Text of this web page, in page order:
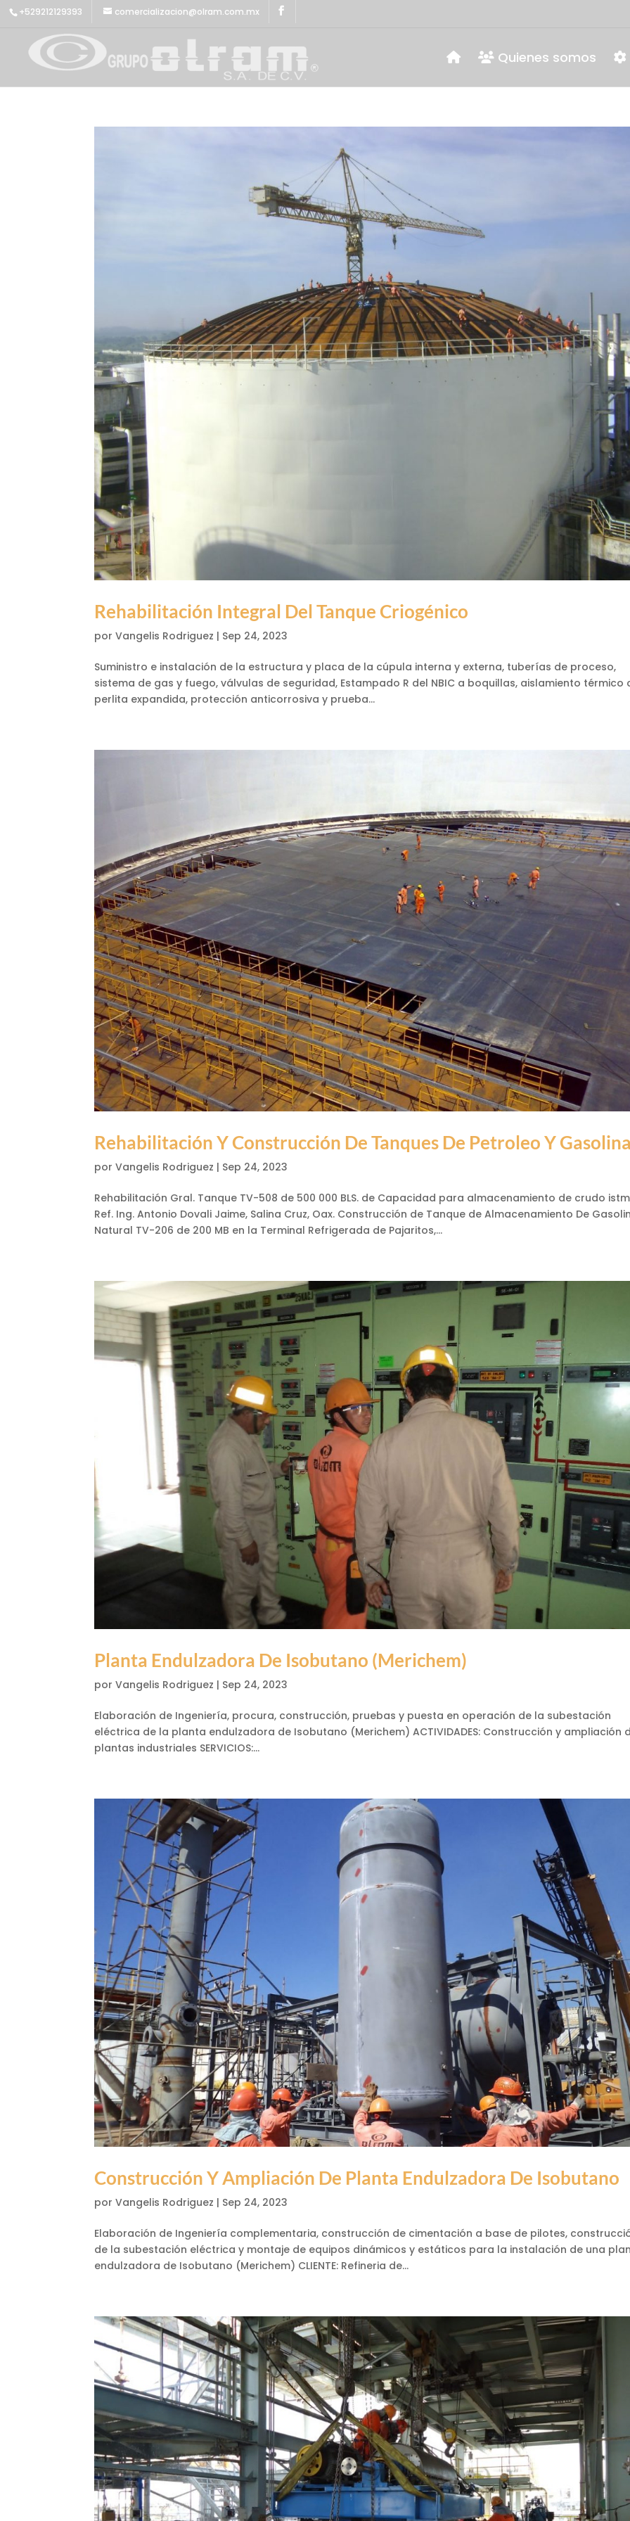
+529212129393 comercializacion@olram.com.mx
Quienes somos
Rehabilitación Integral Del Tanque Criogénico
porVangelis Rodriguez | Sep 24, 2023
Suministro e instalación de la estructura y placa de la cúpula interna y externa, tuberías de proceso,
sistema de gas y fuego, válvulas de seguridad, Estampado R del NBIC a boquillas, aislamiento térmico
perlita expandida, protección anticorrosiva y prueba...
Rehabilitación Y Construcción De Tanques De Petroleo Y
porVangelis Rodriguez | Sep 24, 2023
Rehabilitación Gral. Tanque TV-508 de 500 000 BLS. de Capacidad para almacenamiento de crudo
Ref. Ing. Antonio Dovali Jaime, Salina Cruz, Oax. Construcción de Tanque de Almacenamiento De
Natural TV-206 de 200 MB en la Terminal Refrigerada de Pajaritos,...
Planta Endulzadora De Isobutano (Merichem)
porVangelis Rodriguez | Sep 24, 2023
Elaboración de Ingeniería, procura, construcción, pruebas y puesta en operación de la subestación
eléctrica de la planta endulzadora de Isobutano (Merichem) ACTIVIDADES: Construcción y ampliación
plantas industriales SERVICIOS:...
Construcción Y Ampliación De Planta Endulzadora De Isobutano
porVangelis Rodriguez | Sep 24, 2023
Elaboración de Ingeniería complementaria, construcción de cimentación a base de pilotes,
de la subestación eléctrica y montaje de equipos dinámicos y estáticos para la instalación de una
endulzadora de Isobutano (Merichem) CLIENTE: Refineria de...